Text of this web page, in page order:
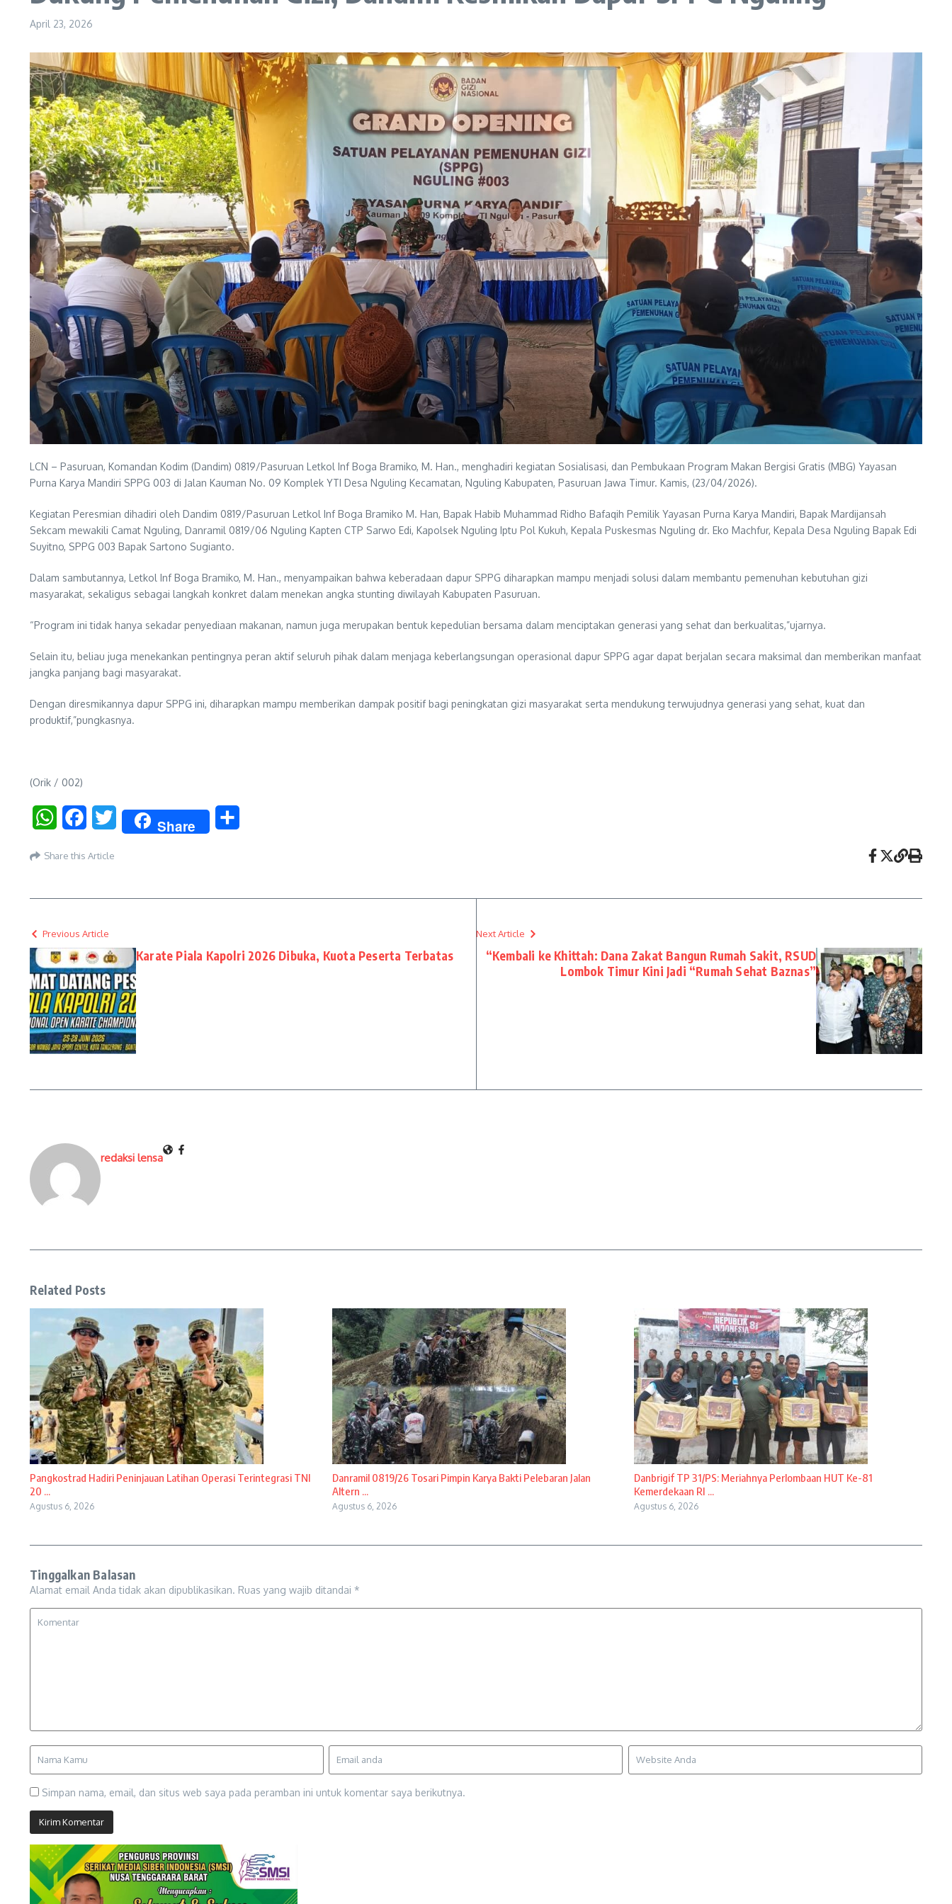
April 23, 2026
LCN – Pasuruan, Komandan Kodim (Dandim) 0819/Pasuruan Letkol Inf Boga Bramiko, M. Han., menghadiri kegiatan Sosialisasi, dan Pembukaan Program Makan Bergisi Gratis (MBG) Yayasan
Purna Karya Mandiri SPPG 003 di Jalan Kauman No. 09 Komplek YTI Desa Nguling Kecamatan, Nguling Kabupaten, Pasuruan Jawa Timur. Kamis, (23/04/2026).
Kegiatan Peresmian dihadiri oleh Dandim 0819/Pasuruan Letkol Inf Boga Bramiko M. Han, Bapak Habib Muhammad Ridho Bafaqih Pemilik Yayasan Purna Karya Mandiri, Bapak Mardijansah
Sekcam mewakili Camat Nguling, Danramil 0819/06 Nguling Kapten CTP Sarwo Edi, Kapolsek Nguling Iptu Pol Kukuh, Kepala Puskesmas Nguling dr. Eko Machfur, Kepala Desa Nguling Bapak Edi
Suyitno, SPPG 003 Bapak Sartono Sugianto.
Dalam sambutannya, Letkol Inf Boga Bramiko, M. Han., menyampaikan bahwa keberadaan dapur SPPG diharapkan mampu menjadi solusi dalam membantu pemenuhan kebutuhan gizi
masyarakat, sekaligus sebagai langkah konkret dalam menekan angka stunting diwilayah Kabupaten Pasuruan.
“Program ini tidak hanya sekadar penyediaan makanan, namun juga merupakan bentuk kepedulian bersama dalam menciptakan generasi yang sehat dan berkualitas,”ujarnya.
Selain itu, beliau juga menekankan pentingnya peran aktif seluruh pihak dalam menjaga keberlangsungan operasional dapur SPPG agar dapat berjalan secara maksimal dan memberikan manfaat
jangka panjang bagi masyarakat.
Dengan diresmikannya dapur SPPG ini, diharapkan mampu memberikan dampak positif bagi peningkatan gizi masyarakat serta mendukung terwujudnya generasi yang sehat, kuat dan
produktif,”pungkasnya.
(Orik / 002)
WhatsAppFacebookTwitter Share
Share this Article
Previous Article
Karate Piala Kapolri 2026 Dibuka, Kuota Peserta Terbatas
Next Article
“Kembali ke Khittah: Dana Zakat Bangun Rumah Sakit, RSUD
Lombok Timur Kini Jadi “Rumah Sehat Baznas”
redaksi lensa
Related Posts
Pangkostrad Hadiri Peninjauan Latihan Operasi Terintegrasi TNI
20 ...
Agustus 6, 2026
Danramil 0819/26 Tosari Pimpin Karya Bakti Pelebaran Jalan
Altern ...
Agustus 6, 2026
Danbrigif TP 31/PS: Meriahnya Perlombaan HUT Ke-81
Kemerdekaan RI ...
Agustus 6, 2026
Tinggalkan Balasan
Alamat email Anda tidak akan dipublikasikan. Ruas yang wajib ditandai *
Simpan nama, email, dan situs web saya pada peramban ini untuk komentar saya berikutnya.